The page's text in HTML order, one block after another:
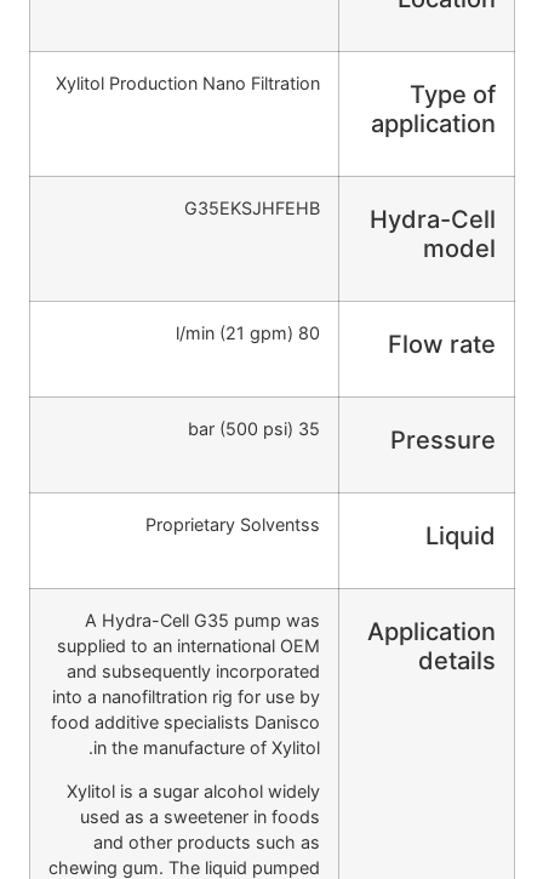
Type of
application
Xylitol Production Nano Filtration
Hydra-Cell
model
G35EKSJHFEHB
Flow rate
80 l/min (21 gpm)
Pressure
35 bar (500 psi)
Liquid
Proprietary Solventss
Application
details
A Hydra-Cell G35 pump was
supplied to an international OEM
and subsequently incorporated
into a nanofiltration rig for use by
food additive specialists Danisco
in the manufacture of Xylitol.
Xylitol is a sugar alcohol widely
used as a sweetener in foods
and other products such as
chewing gum. The liquid pumped